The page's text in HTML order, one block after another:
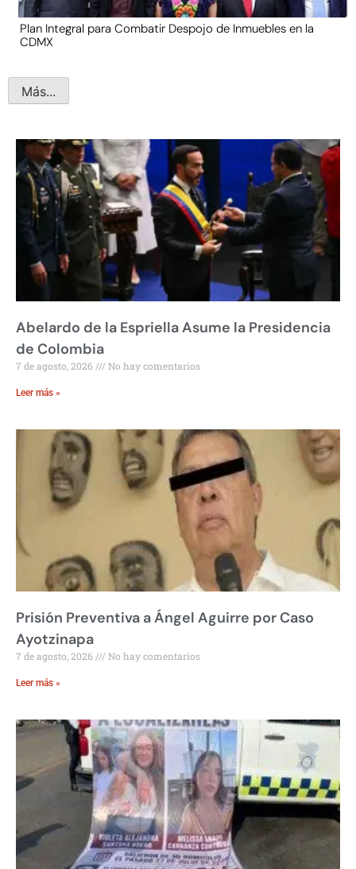
Plan Integral para Combatir Despojo de Inmuebles en la
CDMX
Más...
Abelardo de la Espriella Asume la Presidencia
de Colombia
7 de agosto, 2026 No hay comentarios
Leer más »
Prisión Preventiva a Ángel Aguirre por Caso
Ayotzinapa
7 de agosto, 2026 No hay comentarios
Leer más »